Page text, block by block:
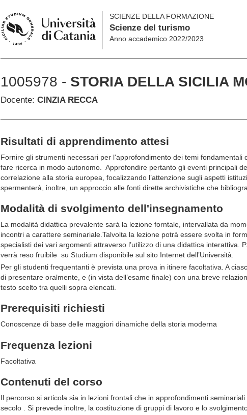
SCIENZE DELLA FORMAZIONE
Scienze del turismo
Anno accademico 2022/2023
1005978 - STORIA DELLA SICILIA
Docente: CINZIA RECCA
Risultati di apprendimento attesi
Fornire gli strumenti necessari per l'approfondimento dei temi
fare ricerca in modo autonomo. Approfondire pertanto gli eventi principali
correlazione alla storia europea, focalizzando l’attenzione sugli aspetti
spermenterà, inoltre, un approccio alle fonti dirette archivistiche che
Modalità di svolgimento dell'insegnamento
La modalità didattica prevalente sarà la lezione forntale, intervallata da
incontri a carattere seminariale.Talvolta la lezione potrà essere svolta in
specialisti dei vari argomenti attraverso l’utilizzo di una didattica interattiva.
verrà reso fruibile su Studium disponibile sul sito Internet dell’Università.
Per gli studenti frequentanti è prevista una prova in itinere facoltativa. A
di presentare oralmente, e (in vista dell’esame finale) con una breve
testo scelto tra quelli sopra elencati.
Prerequisiti richiesti
Conoscenze di base delle maggiori dinamiche della storia moderna
Frequenza lezioni
Facoltativa
Contenuti del corso
Il percorso si articola sia in lezioni frontali che in approfondimenti
secolo . Si prevede inoltre, la costituzione di gruppi di lavoro e lo